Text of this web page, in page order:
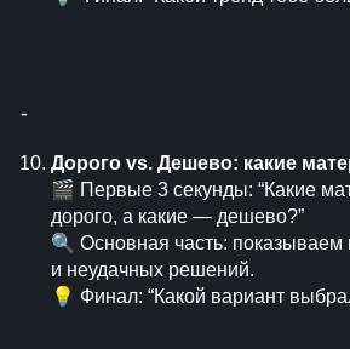
⁃
Дорого vs. Дешево: какие
🎬 Первые 3 секунды: “Какие
дорого, а какие — дешево?”
🔍 Основная часть:
и неудачных решений.
💡 Финал: “Какой вариант